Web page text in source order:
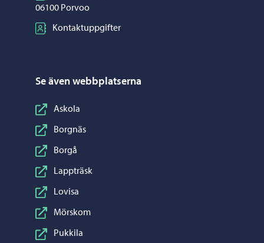
06100 Porvoo
Kontaktuppgifter
Se även webbplatserna
Askola
Borgnäs
Borgå
Lappträsk
Lovisa
Mörskom
Pukkila